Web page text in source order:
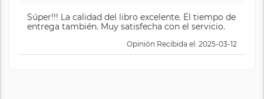
Súper!!! La calidad del libro excelente. El tiempo de
entrega también. Muy satisfecha con el servicio.
Opinión Recibida el: 2025-03-12